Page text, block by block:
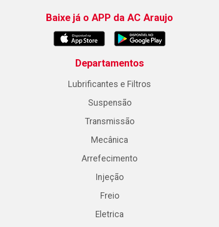
Baixe já o APP da AC Araujo
Departamentos
Lubrificantes e Filtros
Suspensão
Transmissão
Mecânica
Arrefecimento
Injeção
Freio
Eletrica